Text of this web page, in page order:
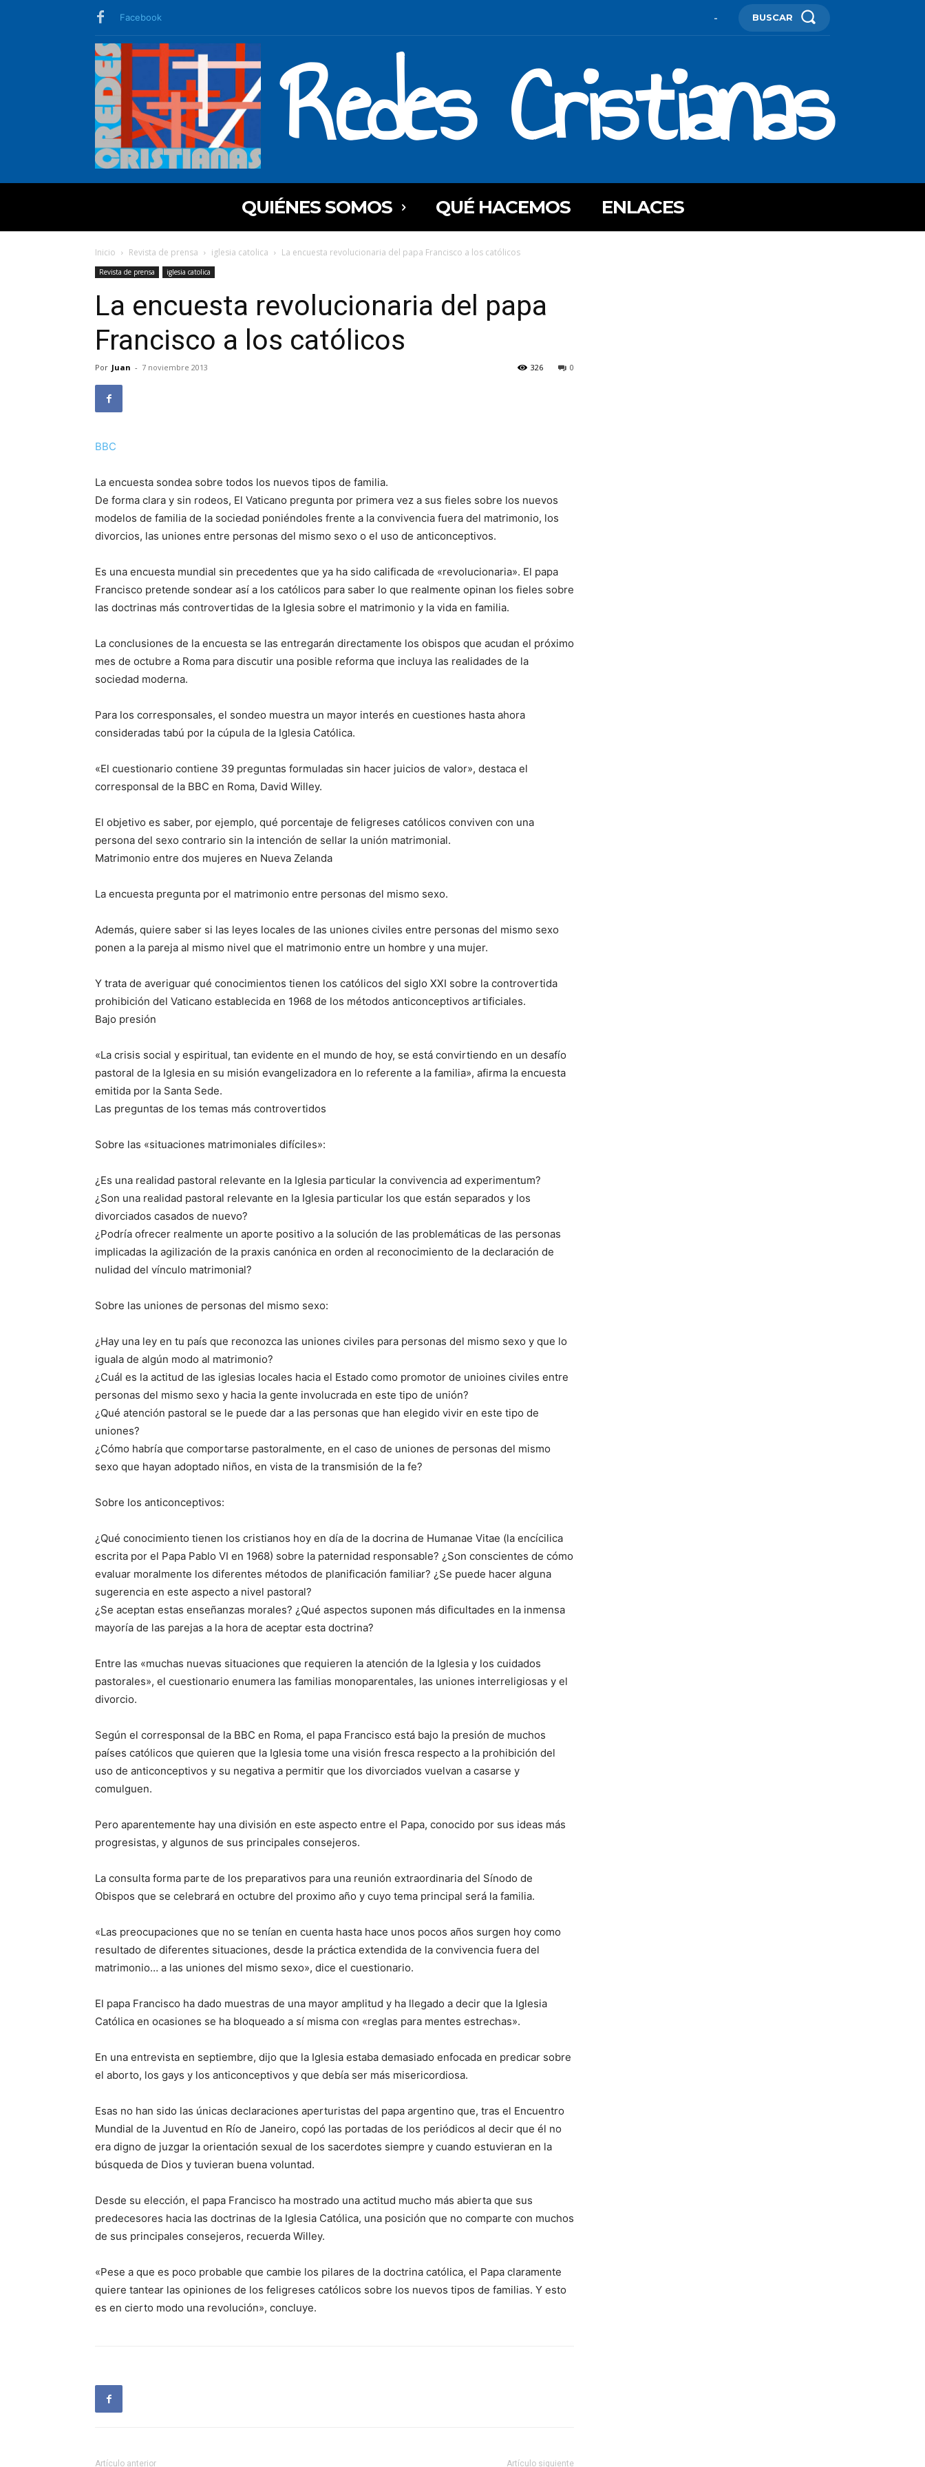
Facebook - BUSCAR
Redes Cristianas
QUIÉNES SOMOS QUÉ HACEMOS ENLACES
Inicio Revista de prensa iglesia catolica La encuesta revolucionaria del papa Francisco a los católicos
Revista de prensa iglesia catolica
La encuesta revolucionaria del papa
Francisco a los católicos
Por Juan - 7 noviembre 2013 0
326
BBC
La encuesta sondea sobre todos los nuevos tipos de familia.
De forma clara y sin rodeos, El Vaticano pregunta por primera vez a sus fieles sobre los nuevos
modelos de familia de la sociedad poniéndoles frente a la convivencia fuera del matrimonio, los
divorcios, las uniones entre personas del mismo sexo o el uso de anticonceptivos.
Es una encuesta mundial sin precedentes que ya ha sido calificada de «revolucionaria». El papa
Francisco pretende sondear así a los católicos para saber lo que realmente opinan los fieles sobre
las doctrinas más controvertidas de la Iglesia sobre el matrimonio y la vida en familia.
La conclusiones de la encuesta se las entregarán directamente los obispos que acudan el próximo
mes de octubre a Roma para discutir una posible reforma que incluya las realidades de la
sociedad moderna.
Para los corresponsales, el sondeo muestra un mayor interés en cuestiones hasta ahora
consideradas tabú por la cúpula de la Iglesia Católica.
«El cuestionario contiene 39 preguntas formuladas sin hacer juicios de valor», destaca el
corresponsal de la BBC en Roma, David Willey.
El objetivo es saber, por ejemplo, qué porcentaje de feligreses católicos conviven con una
persona del sexo contrario sin la intención de sellar la unión matrimonial.
Matrimonio entre dos mujeres en Nueva Zelanda
La encuesta pregunta por el matrimonio entre personas del mismo sexo.
Además, quiere saber si las leyes locales de las uniones civiles entre personas del mismo sexo
ponen a la pareja al mismo nivel que el matrimonio entre un hombre y una mujer.
Y trata de averiguar qué conocimientos tienen los católicos del siglo XXI sobre la controvertida
prohibición del Vaticano establecida en 1968 de los métodos anticonceptivos artificiales.
Bajo presión
«La crisis social y espiritual, tan evidente en el mundo de hoy, se está convirtiendo en un desafío
pastoral de la Iglesia en su misión evangelizadora en lo referente a la familia», afirma la encuesta
emitida por la Santa Sede.
Las preguntas de los temas más controvertidos
Sobre las «situaciones matrimoniales difíciles»:
¿Es una realidad pastoral relevante en la Iglesia particular la convivencia ad experimentum?
¿Son una realidad pastoral relevante en la Iglesia particular los que están separados y los
divorciados casados de nuevo?
¿Podría ofrecer realmente un aporte positivo a la solución de las problemáticas de las personas
implicadas la agilización de la praxis canónica en orden al reconocimiento de la declaración de
nulidad del vínculo matrimonial?
Sobre las uniones de personas del mismo sexo:
¿Hay una ley en tu país que reconozca las uniones civiles para personas del mismo sexo y que lo
iguala de algún modo al matrimonio?
¿Cuál es la actitud de las iglesias locales hacia el Estado como promotor de unioines civiles entre
personas del mismo sexo y hacia la gente involucrada en este tipo de unión?
¿Qué atención pastoral se le puede dar a las personas que han elegido vivir en este tipo de
uniones?
¿Cómo habría que comportarse pastoralmente, en el caso de uniones de personas del mismo
sexo que hayan adoptado niños, en vista de la transmisión de la fe?
Sobre los anticonceptivos:
¿Qué conocimiento tienen los cristianos hoy en día de la docrina de Humanae Vitae (la encícilica
escrita por el Papa Pablo VI en 1968) sobre la paternidad responsable? ¿Son conscientes de cómo
evaluar moralmente los diferentes métodos de planificación familiar? ¿Se puede hacer alguna
sugerencia en este aspecto a nivel pastoral?
¿Se aceptan estas enseñanzas morales? ¿Qué aspectos suponen más dificultades en la inmensa
mayoría de las parejas a la hora de aceptar esta doctrina?
Entre las «muchas nuevas situaciones que requieren la atención de la Iglesia y los cuidados
pastorales», el cuestionario enumera las familias monoparentales, las uniones interreligiosas y el
divorcio.
Según el corresponsal de la BBC en Roma, el papa Francisco está bajo la presión de muchos
países católicos que quieren que la Iglesia tome una visión fresca respecto a la prohibición del
uso de anticonceptivos y su negativa a permitir que los divorciados vuelvan a casarse y
comulguen.
Pero aparentemente hay una división en este aspecto entre el Papa, conocido por sus ideas más
progresistas, y algunos de sus principales consejeros.
La consulta forma parte de los preparativos para una reunión extraordinaria del Sínodo de
Obispos que se celebrará en octubre del proximo año y cuyo tema principal será la familia.
«Las preocupaciones que no se tenían en cuenta hasta hace unos pocos años surgen hoy como
resultado de diferentes situaciones, desde la práctica extendida de la convivencia fuera del
matrimonio… a las uniones del mismo sexo», dice el cuestionario.
El papa Francisco ha dado muestras de una mayor amplitud y ha llegado a decir que la Iglesia
Católica en ocasiones se ha bloqueado a sí misma con «reglas para mentes estrechas».
En una entrevista en septiembre, dijo que la Iglesia estaba demasiado enfocada en predicar sobre
el aborto, los gays y los anticonceptivos y que debía ser más misericordiosa.
Esas no han sido las únicas declaraciones aperturistas del papa argentino que, tras el Encuentro
Mundial de la Juventud en Río de Janeiro, copó las portadas de los periódicos al decir que él no
era digno de juzgar la orientación sexual de los sacerdotes siempre y cuando estuvieran en la
búsqueda de Dios y tuvieran buena voluntad.
Desde su elección, el papa Francisco ha mostrado una actitud mucho más abierta que sus
predecesores hacia las doctrinas de la Iglesia Católica, una posición que no comparte con muchos
de sus principales consejeros, recuerda Willey.
«Pese a que es poco probable que cambie los pilares de la doctrina católica, el Papa claramente
quiere tantear las opiniones de los feligreses católicos sobre los nuevos tipos de familias. Y esto
es en cierto modo una revolución», concluye.
Artículo anterior Artículo siguiente